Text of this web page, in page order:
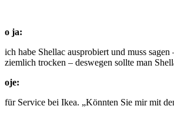
o ja:
ich habe Shellac ausprobiert und muss
ziemlich trocken – deswegen sollte man
oje:
für Service bei Ikea. „Könnten Sie mir mit